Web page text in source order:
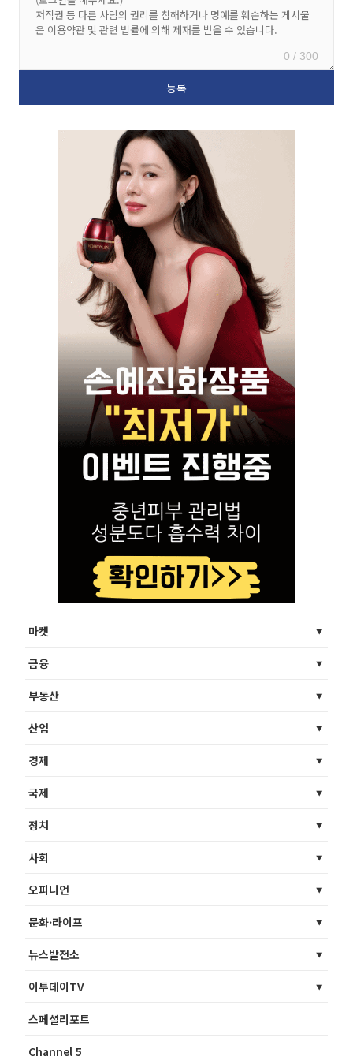
0 / 300
마켓
금융
부동산
산업
경제
국제
정치
사회
오피니언
문화·라이프
뉴스발전소
이투데이TV
스페셜리포트
Channel 5